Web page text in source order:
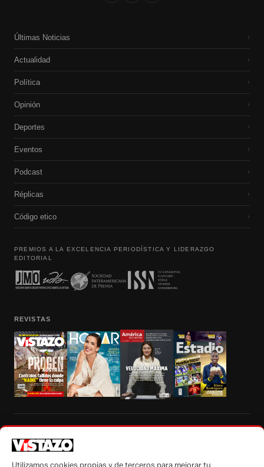
Últimas Noticias ›
Actualidad ›
Política ›
Opinión ›
Deportes ›
Eventos ›
Podcast ›
Réplicas ›
Código etico ›
PREMIOS A LA EXCELENCIA PERIODÍSTICA Y LIDERAZGO
EDITORIAL
REVISTAS
autorización escrita de su titular, de todos los contenidos de Vistazo.com.
Utilizamos cookies propias y de terceros para mejorar tu